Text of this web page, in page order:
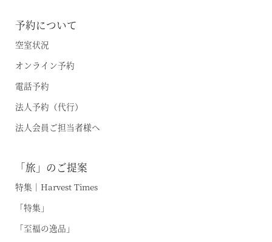
最新のお知らせ
施設情報
宿泊プラン一覧
VIALAシリーズ
ご予約方法
東急ハーヴェストクラブとは
旧軽井沢 / 旧軽井沢アネックス
軽井沢
蓼科
蓼科アネックス
南紀田辺
京都鷹峯
有馬六彩
オンライン予約はこちら
※ご利用には「 My Harvest 」へのログインが必要です
お電話でのご予約はこちら
予約について
空室状況
オンライン予約
電話予約
法人予約（代行）
法人会員ご担当者様へ
「旅」のご提案
特集｜Harvest Times
「特集」
「至福の逸品」